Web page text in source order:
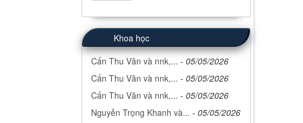
Khoa học
Cấn Thu Văn và nnk,... - 05/05/2026
Cấn Thu Văn và nnk,... - 05/05/2026
Cấn Thu Văn và nnk,... - 05/05/2026
Nguyễn Trọng Khanh và... - 05/05/2026